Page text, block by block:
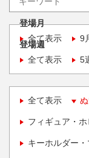
登場月
全て表示
9
登場週
全て表示
5
全て表示
フィギュア・ホ
キーホルダー